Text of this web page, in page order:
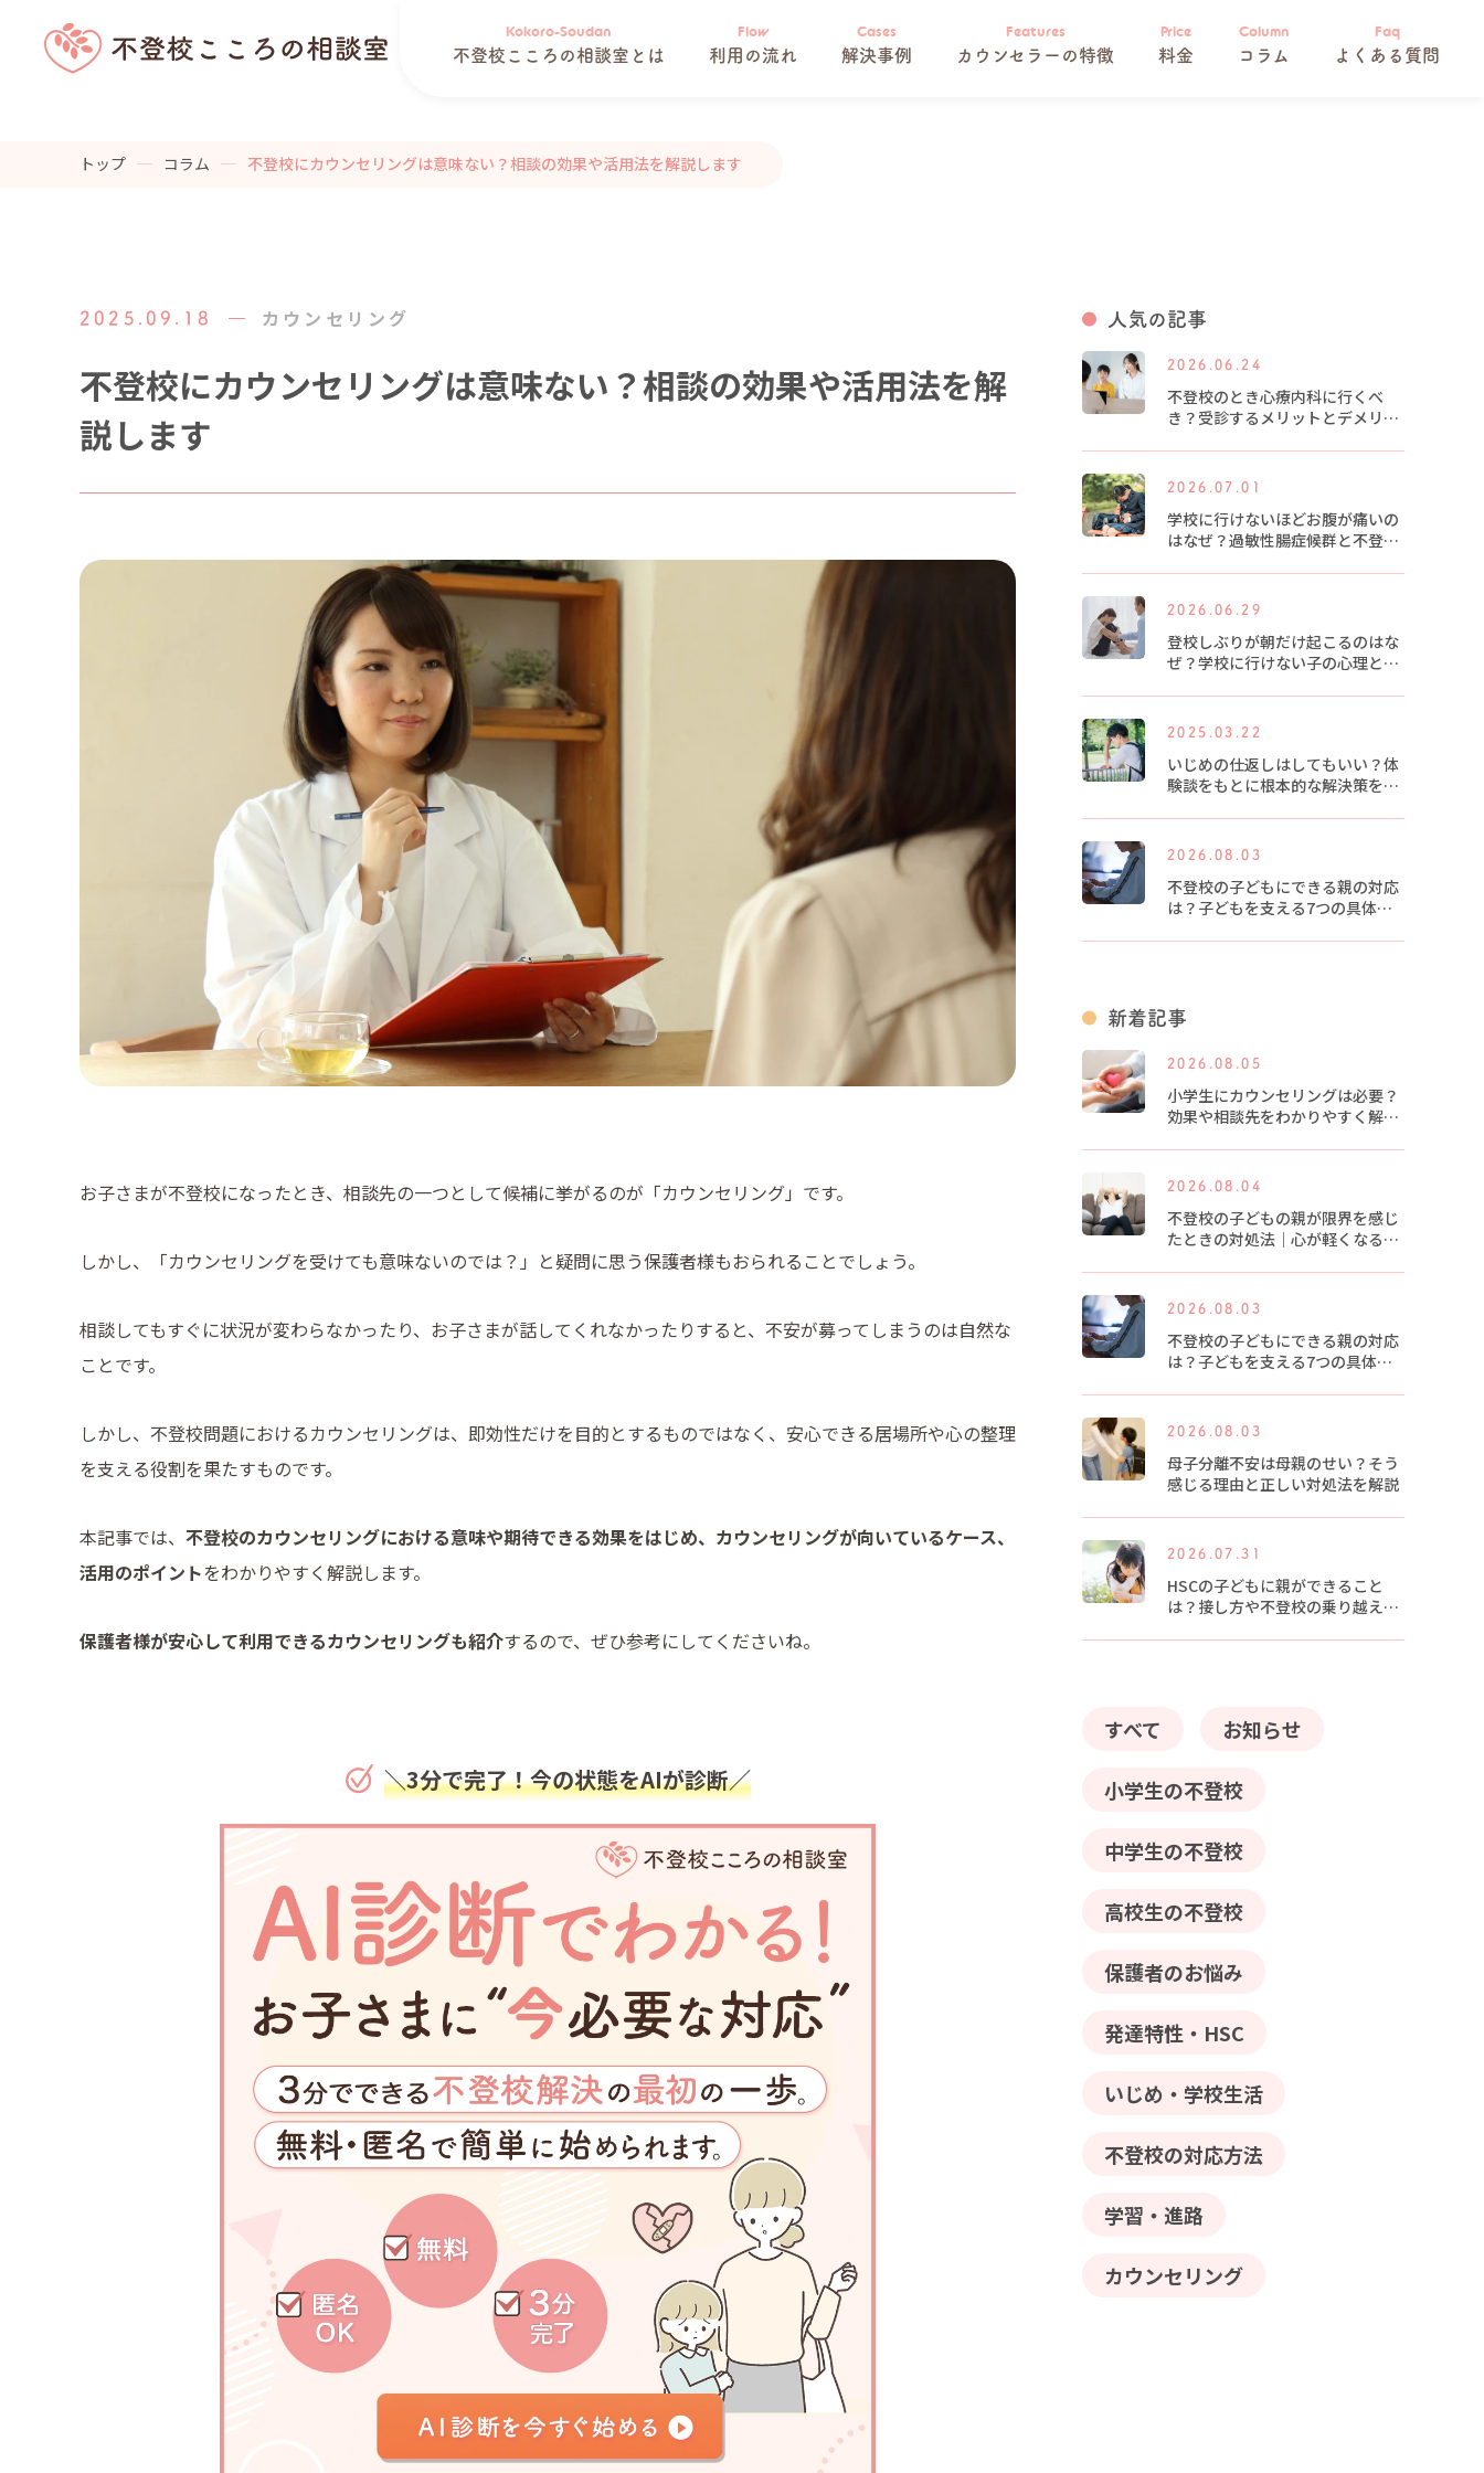
不登校こころの相談室とは 利用の流れ 解決事例 カウンセラーの特徴 料金 コラム よくある質問
トップ コラム 不登校にカウンセリングは意味ない？相談の効果や活用法を解説します
2025.09.18 カウンセリング
不登校にカウンセリングは意味ない？相談の効果や活用法を解
説します
お子さまが不登校になったとき、相談先の一つとして候補に挙がるのが「カウンセリング」です。
しかし、「カウンセリングを受けても意味ないのでは？」と疑問に思う保護者様もおられることでしょう。
相談してもすぐに状況が変わらなかったり、お子さまが話してくれなかったりすると、不安が募ってしまうのは自然な
ことです。
しかし、不登校問題におけるカウンセリングは、即効性だけを目的とするものではなく、安心できる居場所や心の整理
を支える役割を果たすものです。
本記事では、 不登校のカウンセリングにおける意味や期待できる効果をはじめ、カウンセリングが向いているケース、
活用のポイントをわかりやすく解説します。
保護者様が安心して利用できるカウンセリングも紹介するので、ぜひ参考にしてくださいね。
＼3分で完了！今の状態をAIが診断／
人気の記事
2026.06.24
不登校のとき心療内科に行くべ
き？受診するメリットとデメリッ
2026.07.01
学校に行けないほどお腹が痛いの
はなぜ？過敏性腸症候群と不登校
2026.06.29
登校しぶりが朝だけ起こるのはな
ぜ？学校に行けない子の心理と対
2025.03.22
いじめの仕返しはしてもいい？体
験談をもとに根本的な解決策を紹
2026.08.03
不登校の子どもにできる親の対応
は？子どもを支える7つの具体的
新着記事
2026.08.05
小学生にカウンセリングは必要？
効果や相談先をわかりやすく解説
2026.08.04
不登校の子どもの親が限界を感じ
たときの対処法｜心が軽くなる5
2026.08.03
不登校の子どもにできる親の対応
は？子どもを支える7つの具体的
2026.08.03
母子分離不安は母親のせい？そう
感じる理由と正しい対処法を解説
2026.07.31
HSCの子どもに親ができること
は？接し方や不登校の乗り越え方
すべて お知らせ
小学生の不登校
中学生の不登校
高校生の不登校
保護者のお悩み
発達特性・HSC
いじめ・学校生活
不登校の対応方法
学習・進路
カウンセリング